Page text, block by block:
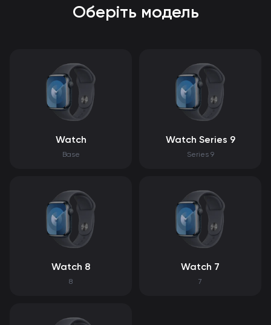
Оберіть модель
Watch
Base
Watch Series 9
Series 9
Watch 8
8
Watch 7
7